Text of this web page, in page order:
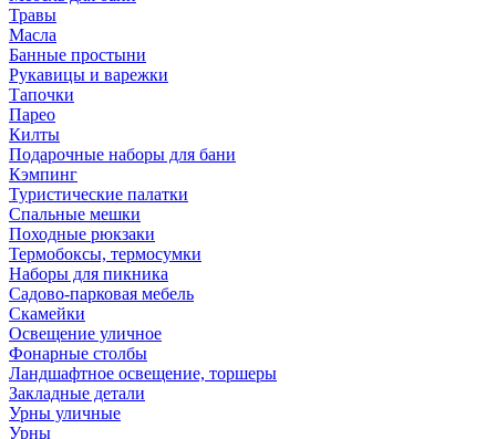
Травы
Масла
Банные простыни
Рукавицы и варежки
Тапочки
Парео
Килты
Подарочные наборы для бани
Кэмпинг
Туристические палатки
Спальные мешки
Походные рюкзаки
Термобоксы, термосумки
Наборы для пикника
Садово-парковая мебель
Скамейки
Освещение уличное
Фонарные столбы
Ландшафтное освещение, торшеры
Закладные детали
Урны уличные
Урны